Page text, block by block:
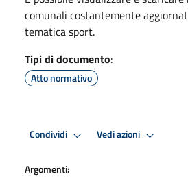
comunali costantemente
tematica sport.
Tipi di documento:
Atto normativo
Condividi Vedi azioni
Argomenti: